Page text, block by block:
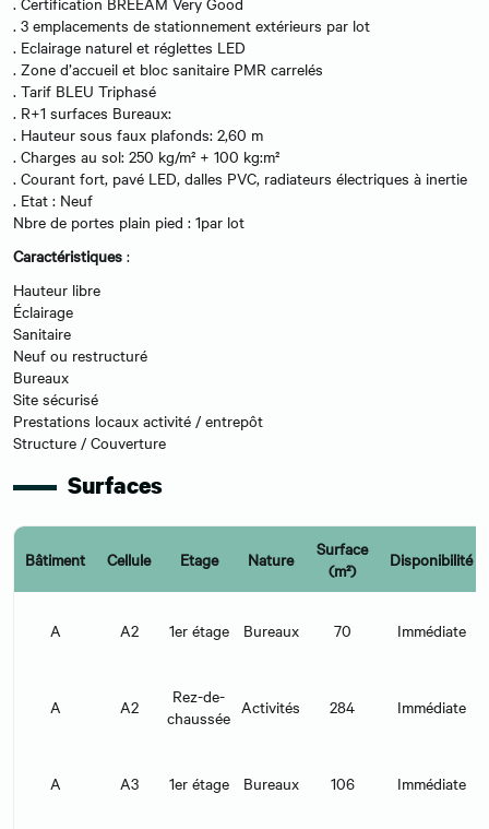
. 3 emplacements de stationnement extérieurs par lot
. Eclairage naturel et réglettes LED
. Zone d’accueil et bloc sanitaire PMR carrelés
. Tarif BLEU Triphasé
. R+1 surfaces Bureaux:
. Hauteur sous faux plafonds: 2,60 m
. Charges au sol: 250 kg/m² + 100 kg:m²
. Courant fort, pavé LED, dalles PVC, radiateurs électriques à inertie
. Etat : Neuf
Nbre de portes plain pied : 1par lot
Caractéristiques :
Hauteur libre
Éclairage
Sanitaire
Neuf ou restructuré
Bureaux
Site sécurisé
Prestations locaux activité / entrepôt
Structure / Couverture
Surfaces
Bâtiment Cellule Etage Nature
Surface
(m²)
Disponibilité
A A2 1er étage Bureaux 70 Immédiate
A A2
Rez-de-
chaussée Activités 284 Immédiate
A A3 1er étage Bureaux 106 Immédiate